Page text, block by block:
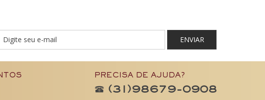
ENVIAR
PRECISA DE AJUDA?
(31)98679-0908